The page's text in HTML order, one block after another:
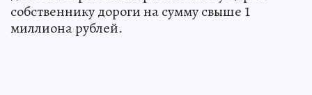
собственнику дороги на сумму свыше 1
миллиона рублей.